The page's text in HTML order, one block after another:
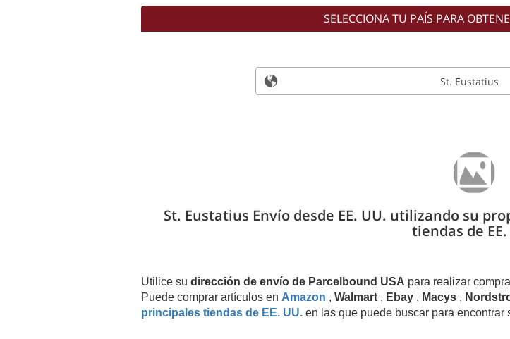
SELECCIONA TU PAÍS PARA
St. Eustatius
St. Eustatius Envío desde EE. UU. utilizando su
tiendas de
Utilice su dirección de envío de Parcelbound USA para realizar
Puede comprar artículos en Amazon , Walmart, Ebay, Macys,
principales tiendas de EE. UU.en las que puede buscar para encontrar